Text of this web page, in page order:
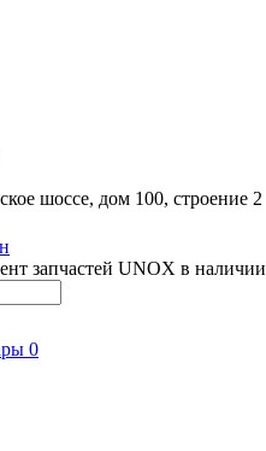
шоссе, дом 100, строение 2
запчастей UNOX в наличии
0